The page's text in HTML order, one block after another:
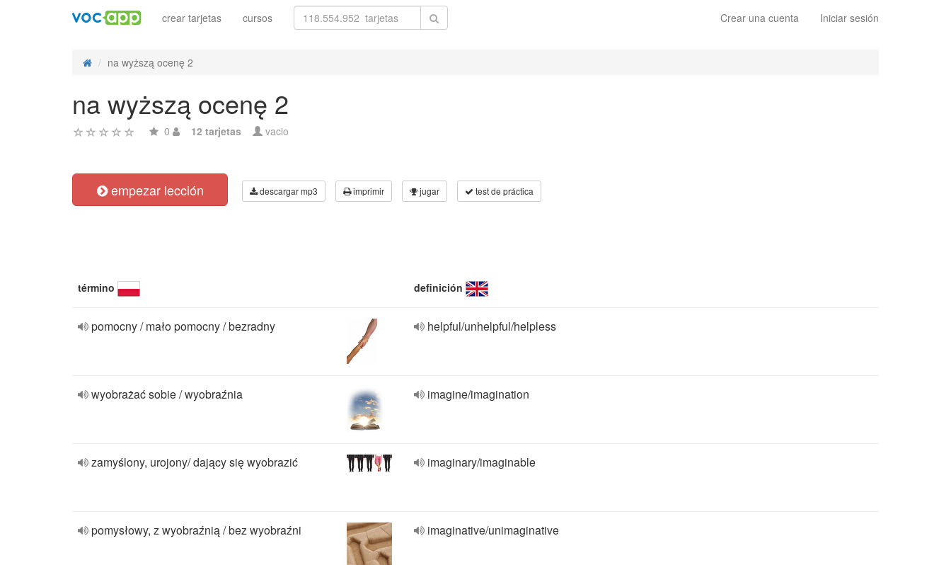
Crear una cuenta Iniciar sesión
crear tarjetas cursos
na wyższą ocenę 2
na wyższą ocenę 2
0 12 tarjetas vacio
empezar lección descargar mp3 imprimir jugar test de práctica
término definición
pomocny / mało pomocny / bezradny helpful/unhelpful/helpless
wyobrażać sobie / wyobraźnia imagine/imagination
zamyślony, urojony/ dający się wyobrazić imaginary/imaginable
pomysłowy, z wyobraźnią / bez wyobraźni imaginative/unimaginative